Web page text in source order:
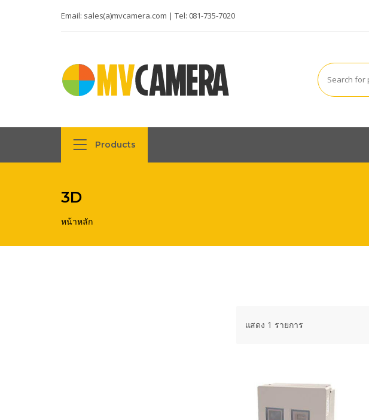
Email: sales(a)mvcamera.com | Tel: 081-735-7020
Products
3D
หน้าหลัก
แสดง 1 รายการ